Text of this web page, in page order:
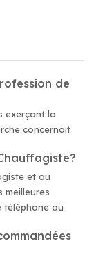
de
exerçant la
concernait
et au
meilleures
téléphone ou